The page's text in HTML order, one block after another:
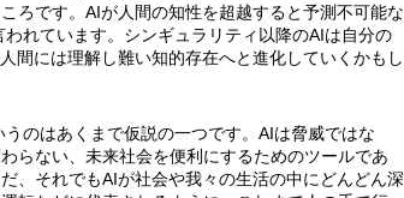
ろです。AIが人間の知性を超越すると予測不可能な
れています。シンギュラリティ以降のAIは自分の
間には理解し難い知的存在へと進化していくかもし
のはあくまで仮説の一つです。AIは脅威ではな
らない、未来社会を便利にするためのツールであ
、それでもAIが社会や我々の生活の中にどんどん深